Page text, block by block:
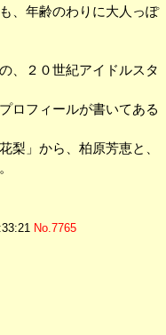
、年齢のわりに大人っぽ
、２０世紀アイドルスタ
ロフィールが書いてある
梨」から、柏原芳恵と、
No.7765